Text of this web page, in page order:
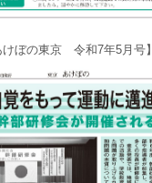
けぼの東京 令和7年5月号】